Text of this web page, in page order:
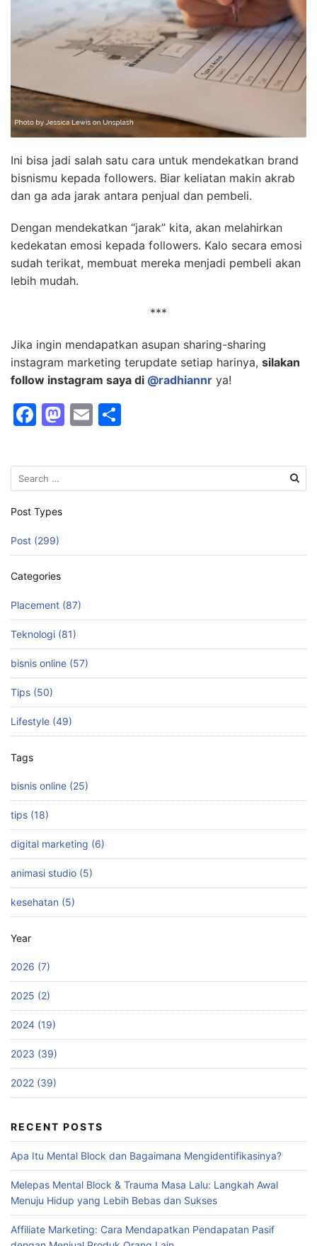
Ini bisa jadi salah satu cara untuk mendekatkan brand
bisnismu kepada followers. Biar keliatan makin akrab
dan ga ada jarak antara penjual dan pembeli.
Dengan mendekatkan “jarak” kita, akan melahirkan
kedekatan emosi kepada followers. Kalo secara emosi
sudah terikat, membuat mereka menjadi pembeli akan
lebih mudah.
***
Jika ingin mendapatkan asupan sharing-sharing
instagram marketing terupdate setiap harinya, silakan
follow instagram saya di @radhiannr ya!
F
c
e
b
o
k
M
st
n
E
ai ar
Search
for:
Post Types
Post (299)
Categories
Placement (87)
Teknologi (81)
bisnis online (57)
Tips (50)
Lifestyle (49)
Tags
bisnis online (25)
tips (18)
digital marketing (6)
animasi studio (5)
kesehatan (5)
Year
2026 (7)
2025 (2)
2024 (19)
2023 (39)
2022 (39)
RECENT POSTS
Apa Itu Mental Block dan Bagaimana Mengidentifikasinya?
Melepas Mental Block & Trauma Masa Lalu: Langkah Awal
Menuju Hidup yang Lebih Bebas dan Sukses
Affiliate Marketing: Cara Mendapatkan Pendapatan Pasif